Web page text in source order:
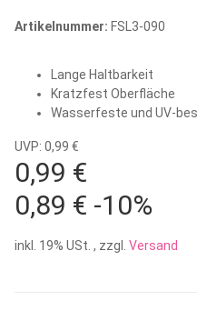
Artikelnummer: FSL3-090
Lange Haltbarkeit
Kratzfest Oberfläche
Wasserfeste und UV-
UVP: 0,99 €
0,99 €
0,89 € -10%
inkl. 19% USt. , zzgl. Versand